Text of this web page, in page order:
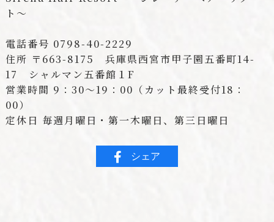
ト～
電話番号 0798-40-2229
住所 〒663-8175 兵庫県西宮市甲子園五番町14-
17 シャルマン五番館１F
営業時間 9：30～19：00（カット最終受付18：
00）
定休日 毎週月曜日・第一木曜日、第三日曜日
シェア